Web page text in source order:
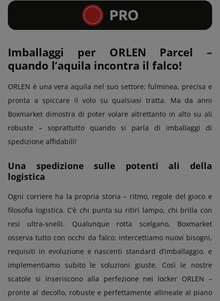
Imballaggi per ORLEN Parcel –
quando l’aquila incontra il falco!
ORLEN è una vera aquila nel suo settore: fulminea, precisa e
pronta a spiccare il volo su qualsiasi tratta. Ma da anni
Boxmarket dimostra di poter volare altrettanto in alto su ali
robuste – soprattutto quando si parla di imballaggi di
spedizione affidabili!
Una spedizione sulle potenti ali della
logistica
Ogni corriere ha la propria storia – ritmo, regole del gioco e
filosofia logistica. C’è chi punta su ritiri lampo, chi brilla con
resi ultra-snelli. Qualunque rotta scelgano, Boxmarket
osserva tutto con occhi da falco: intercettiamo nuovi bisogni,
requisiti in evoluzione e nascenti standard d’imballaggio, e
implementiamo subito le soluzioni giuste. Così le nostre
scatole si inseriscono alla perfezione nei locker ORLEN –
pronte al decollo, robuste e perfettamente allineate al piano